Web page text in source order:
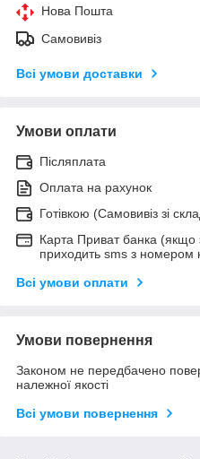
Нова Пошта
Самовивіз
Всі умови доставки
Умови оплати
Післяплата
Оплата на рахунок
Готівкою (Самовивіз зі
Карта Приват банка (якщо
приходить sms з номером
Всі умови оплати
Умови повернення
Законом не передбачено
належної якості
Всі умови повернення